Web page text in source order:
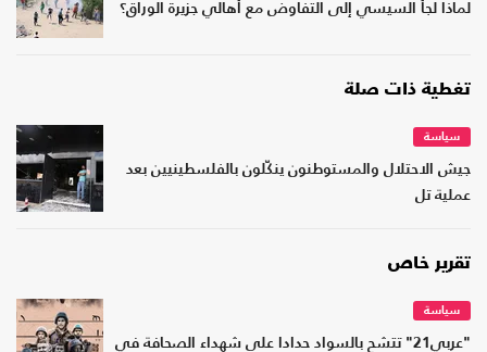
لماذا لجأ السيسي إلى التفاوض مع أهالي جزيرة الوراق؟
تغطية ذات صلة
سياسة
جيش الاحتلال والمستوطنون ينكّلون بالفلسطينيين بعد
عملية تل
تقرير خاص
سياسة
"عربي21" تتشح بالسواد حدادا على شهداء الصحافة في